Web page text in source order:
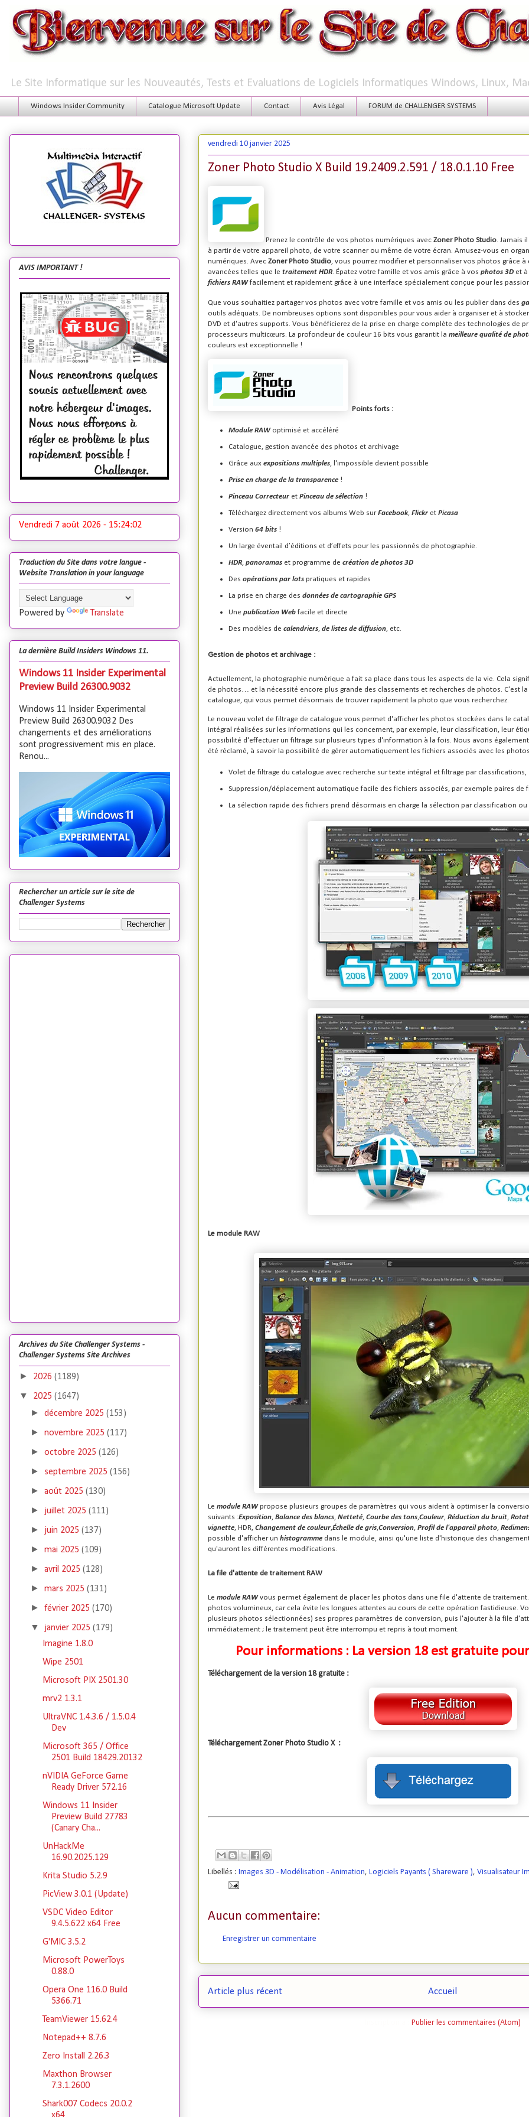
Le Site Informatique sur les Nouveautés, Tests et Evaluations de Logiciels Informatiques Windows, Linux,
Windows Insider Community Catalogue Microsoft Update Contact Avis Légal FORUM de CHALLENGER SYSTEMS
vendredi 10 janvier 2025
Zoner Photo Studio X Build 19.2409.2.591 / 18.0.1.10 Free
Prenez le contrôle de vos photos numériques avec Zoner Photo Studio . Jamais
à partir de votre appareil photo, de votre scanner ou même de votre écran. Amusez-vous en
numériques. Avec Zoner Photo Studio , vous pourrez modifier et personnaliser vos photos grâce
avancées telles que le traitement HDR. Épatez votre famille et vos amis grâce à vos photos 3D et
fichiers RAW facilement et rapidement grâce à une interface spécialement conçue pour les
Que vous souhaitiez partager vos photos avec votre famille et vos amis ou les publier dans des
outils adéquats. De nombreuses options sont disponibles pour vous aider à organiser et à
DVD et d'autres supports. Vous bénéficierez de la prise en charge complète des technologies de
processeurs multicœurs. La profondeur de couleur 16 bits vous garantit la meilleure qualité de
couleurs est exceptionnelle !
Points forts :
Module RAW optimisé et accéléré
Catalogue, gestion avancée des photos et archivage
Grâce aux expositions multiples , l'impossible devient possible
Prise en charge de la transparence !
Pinceau Correcteur et Pinceau de sélection !
Téléchargez directement vos albums Web sur Facebook, Flickr et Picasa
Version 64 bits !
Un large éventail d’éditions et d’effets pour les passionnés de photographie.
HDR, panoramas et programme de création de photos 3D
Des opérations par lots pratiques et rapides
La prise en charge des données de cartographie GPS
Une publication Web facile et directe
Des modèles de calendriers de listes de diffusion , etc.
Gestion de photos et archivage :
Actuellement, la photographie numérique a fait sa place dans tous les aspects de la vie. Cela
de photos… et la nécessité encore plus grande des classements et recherches de photos. C'est
catalogue, qui vous permet désormais de trouver rapidement la photo que vous recherchez.
Le nouveau volet de filtrage de catalogue vous permet d'afficher les photos stockées dans le
intégral réalisées sur les informations qui les concernent, par exemple, leur classification, leur
possibilité d'effectuer un filtrage sur plusieurs types d'information à la fois. Nous avons
été réclamé, à savoir la possibilité de gérer automatiquement les fichiers associés avec les photos
Volet de filtrage du catalogue avec recherche sur texte intégral et filtrage par classifications,
Suppression/déplacement automatique facile des fichiers associés, par exemple paires de
La sélection rapide des fichiers prend désormais en charge la sélection par classification ou
Le module RAW
Le module RAW propose plusieurs groupes de paramètres qui vous aident à optimiser la
suivants :Exposition Balance des blancs Netteté Courbe des tons Couleur Réduction du bruit
vignette HDR Changement de couleur Échelle de gris Conversion Profil de l'appareil photo
possible d'afficher un histogramme dans le module, ainsi qu'une liste d'historique des
qu'auront les différentes modifications.
La file d'attente de traitement RAW
Le module RAW vous permet également de placer les photos dans une file d'attente de
photos volumineux, car cela évite les longues attentes au cours de cette opération fastidieuse.
plusieurs photos sélectionnées) ses propres paramètres de conversion, puis l'ajouter à la file
immédiatement ; le traitement peut être interrompu et repris à tout moment.
Pour informations : La version 18 est gratuite
Téléchargement de la version 18 gratuite :
Téléchargement Zoner Photo Studio X :
Libellés : Images 3D - Modélisation - Animation, Logiciels Payants ( Shareware ), Visualisateur
Aucun commentaire:
Enregistrer un commentaire
Article plus récent Accueil
Publier les commentaires (Atom)
AVIS IMPORTANT !
Vendredi 7 août 2026 - 15:24:03
Traduction du Site dans votre langue -
Website Translation in your language
Powered by Translate
La dernière Build Insiders Windows 11.
Windows 11 Insider Experimental
Preview Build 26300.9032
Windows 11 Insider Experimental
Preview Build 26300.9032 Des
changements et des améliorations
sont progressivement mis en place.
Renou...
Rechercher un article sur le site de
Challenger Systems
Archives du Site Challenger Systems -
Challenger Systems Site Archives
► 2026 (1189)
▼ 2025 (1647)
►décembre 2025(153)
►novembre 2025(117)
►octobre 2025(126)
► septembre 2025(156)
►août 2025(130)
► juillet 2025(111)
► juin 2025(137)
►mai 2025(109)
►avril 2025(128)
►mars 2025(131)
►février 2025(170)
▼ janvier 2025(179)
Imagine 1.8.0
Wipe 2501
Microsoft PIX 2501.30
mrv2 1.3.1
UltraVNC 1.4.3.6 / 1.5.0.4
Dev
Microsoft 365 / Office
2501 Build 18429.20132
nVIDIA GeForce Game
Ready Driver 572.16
Windows 11 Insider
Preview Build 27783
(Canary Cha...
UnHackMe
16.90.2025.129
Krita Studio 5.2.9
PicView 3.0.1 (Update)
VSDC Video Editor
9.4.5.622 x64 Free
G'MIC 3.5.2
Microsoft PowerToys
0.88.0
Opera One 116.0 Build
5366.71
TeamViewer 15.62.4
Notepad++ 8.7.6
Zero Install 2.26.3
Maxthon Browser
7.3.1.2600
Shark007 Codecs 20.0.2